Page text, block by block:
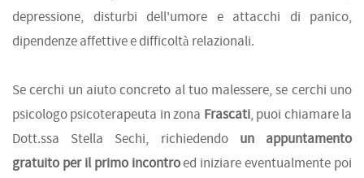
depressione, disturbi dell'umore e attacchi di panico,
dipendenze affettive e difficoltà relazionali.
Se cerchi un aiuto concreto al tuo malessere, se cerchi uno
psicologo psicoterapeuta in zona Frascati, puoi chiamare la
Dott.ssa Stella Sechi, richiedendo un appuntamento
gratuito per il primo incontroed iniziare eventualmente poi